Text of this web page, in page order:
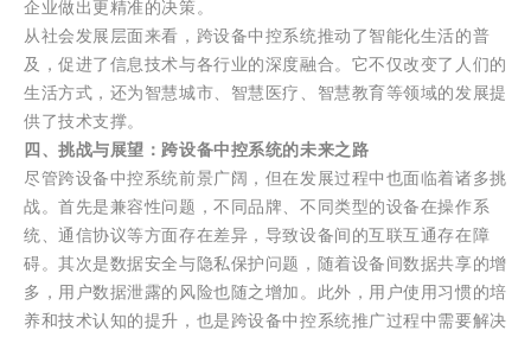
企业做出更精准的决策。
从社会发展层面来看，跨设备中控系统推动了智能化生活的普
及，促进了信息技术与各行业的深度融合。它不仅改变了人们的
生活方式，还为智慧城市、智慧医疗、智慧教育等领域的发展提
供了技术支撑。
四、挑战与展望：跨设备中控系统的未来之路
尽管跨设备中控系统前景广阔，但在发展过程中也面临着诸多挑
战。首先是兼容性问题，不同品牌、不同类型的设备在操作系
统、通信协议等方面存在差异，导致设备间的互联互通存在障
碍。其次是数据安全与隐私保护问题，随着设备间数据共享的增
多，用户数据泄露的风险也随之增加。此外，用户使用习惯的培
养和技术认知的提升，也是跨设备中控系统推广过程中需要解决